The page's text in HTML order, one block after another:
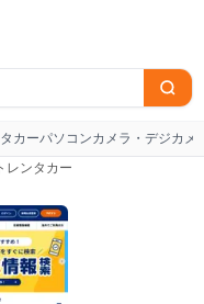
カーパソコンカメラ・デジカメ
レンタカー